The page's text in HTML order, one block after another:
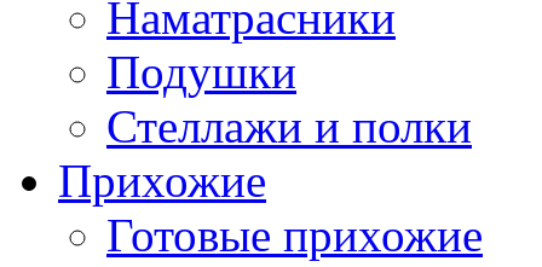
Наматрасники
Подушки
Стеллажи и полки
Прихожие
Готовые прихожие